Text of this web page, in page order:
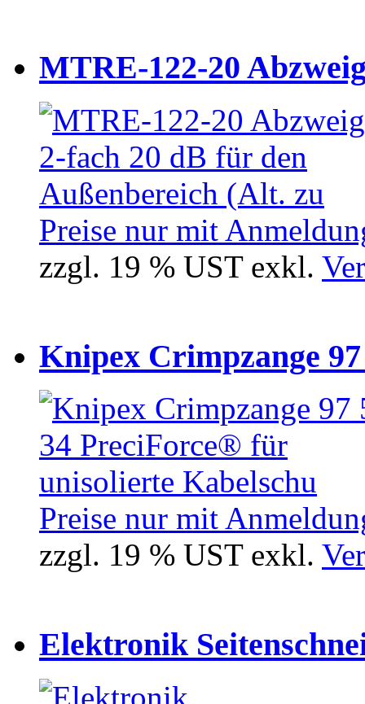
MTRE-122-20
Preise nur mit
zzgl. 19 % UST exkl.
Knipex Crimpzange 97
Preise nur mit
zzgl. 19 % UST exkl.
Elektronik